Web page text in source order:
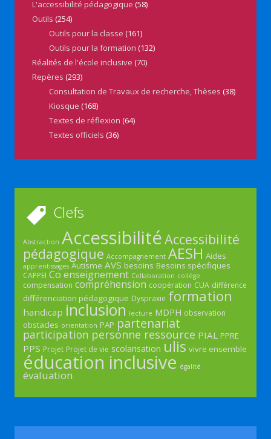
L'accessibilité pédagogique (58)
Outils (254)
Outils pour la classe (161)
Outils pour la formation (132)
Réalités de l'école inclusive (70)
Repères (293)
Consultation de Travaux de recherche, Thèses (38)
Kiosque (168)
Textes de réflexion (64)
Textes officiels (36)
Clefs
Abstraction AccessibilitéAccessibilité
pédagogique Accompagnement AESH Aides
apprentissages Autisme AVS besoins Besoins spécifiques
CAPPEI Co enseignement Collaboration collège
compensation compréhension coopération CUA différence
différenciation pédagogique Dyspraxie formation
handicap inclusion lecture MDPH observation
obstacles orientation PAP partenariat
participation personne ressource PIAL PPRE
PPS Projet Projet de vie scolarisation ulis vivre ensemble
éducation inclusive égalité
évaluation